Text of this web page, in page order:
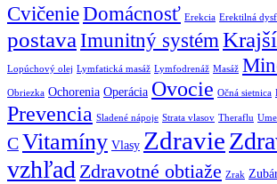
CvičenieDomácnosť Erekcia Erektilná
postavaImunitný systém
Lopúchový olej Lymfatická masáž Lymfodrenáž Masáž
Obriezka Ochorenia Operácia Ovocie Očná sietnica
Prevencia Sladené nápoje Strata vlasov Theraflu
CVitamíny Vlasy Zdravie
vzhľad Zdravotné obtiaže Zrak